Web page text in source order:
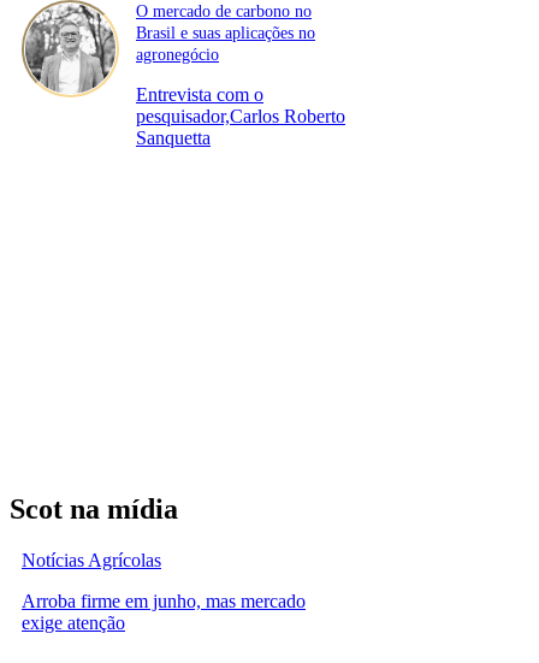
O mercado de carbono no
Brasil e suas aplicações no
agronegócio
Entrevista com o
pesquisador,Carlos Roberto
Sanquetta
Scot na mídia
Notícias Agrícolas
Arroba firme em junho, mas mercado
exige atenção